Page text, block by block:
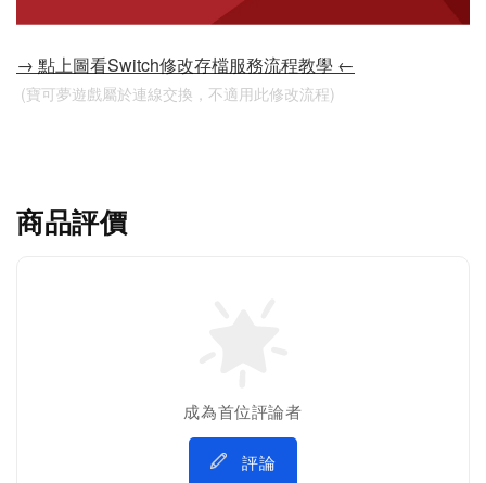
→ 點上圖看Switch修改存檔服務流程教學 ←
(寶可夢遊戲屬於連線交換，不適用此修改流程)
商品評價
成為首位評論者
評論